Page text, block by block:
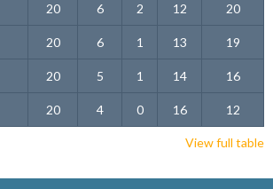
20 6 2 12 20
20 6 1 13 19
20 5 1 14 16
20 4 0 16 12
View full table